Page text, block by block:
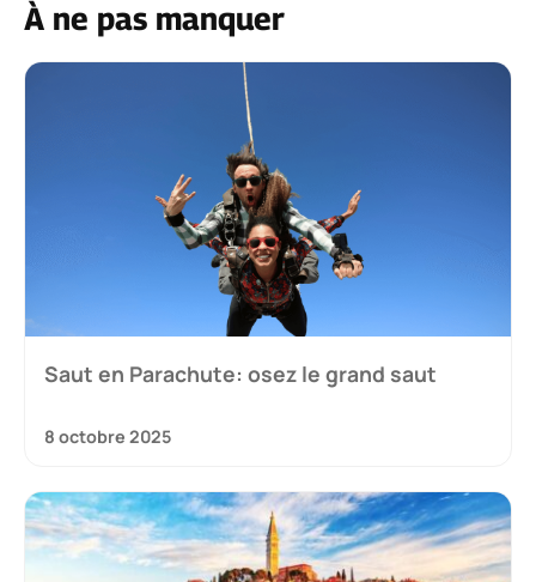
À ne pas manquer
Saut en Parachute: osez le grand saut
8 octobre 2025